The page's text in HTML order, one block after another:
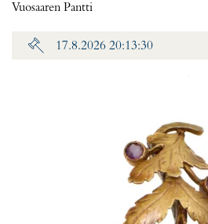
Vuosaaren Pantti
17.8.2026 20:13:30